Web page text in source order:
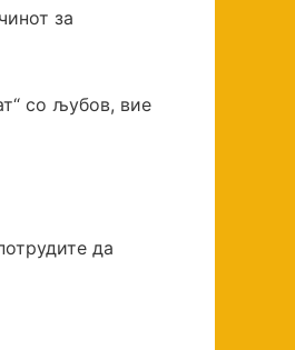
за
со љубов, вие
да